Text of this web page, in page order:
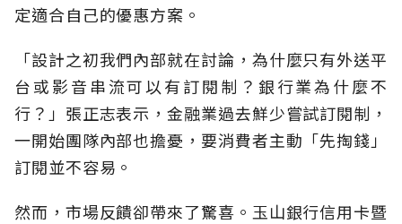
定適合自己的優惠方案。
「設計之初我們內部就在討論，為什麼只有外送平
台或影音串流可以有訂閱制？銀行業為什麼不
行？」張正志表示，金融業過去鮮少嘗試訂閱制，
一開始團隊內部也擔憂，要消費者主動「先掏錢」
訂閱並不容易。
然而，市場反饋卻帶來了驚喜。玉山銀行信用卡暨